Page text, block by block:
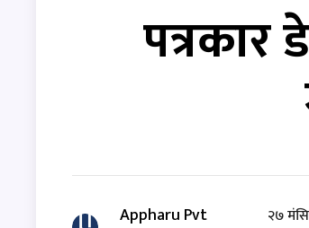
पत्रकार
Appharu Pvt
२७